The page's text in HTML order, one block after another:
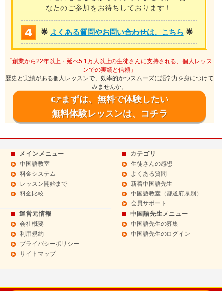
なたのご参加をお待ちしております！
🌟 よくある質問やお問い合わせは、こちら 🌟
「創業から22年以上・延べ5.1万人以上の生徒さんに支持される、個人レッス
ンでの実績と信頼」
歴史と実績がある個人レッスンで、効率的かつスムーズに語学力を身につけて
みませんか。
👉まずは、無料で体験したい
無料体験レッスンは、コチラ
メインメニュー
中国語教室
料金システム
レッスン開始まで
料金比較
カテゴリ
生徒さんの感想
よくある質問
新着中国語先生
中国語教室（都道府県別）
会員サポート
運営元情報
会社概要
利用規約
プライバシーポリシー
サイトマップ
中国語先生メニュー
中国語先生の募集
中国語先生のログイン